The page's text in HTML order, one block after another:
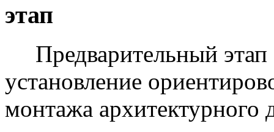
этап
Предварительный этап
установление
монтажа архитектурного